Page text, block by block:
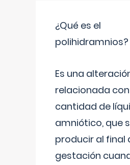
¿Qué es el
polihidramnios?
Es una
relacionada
cantidad de
amniótico, que
producir al final
gestación